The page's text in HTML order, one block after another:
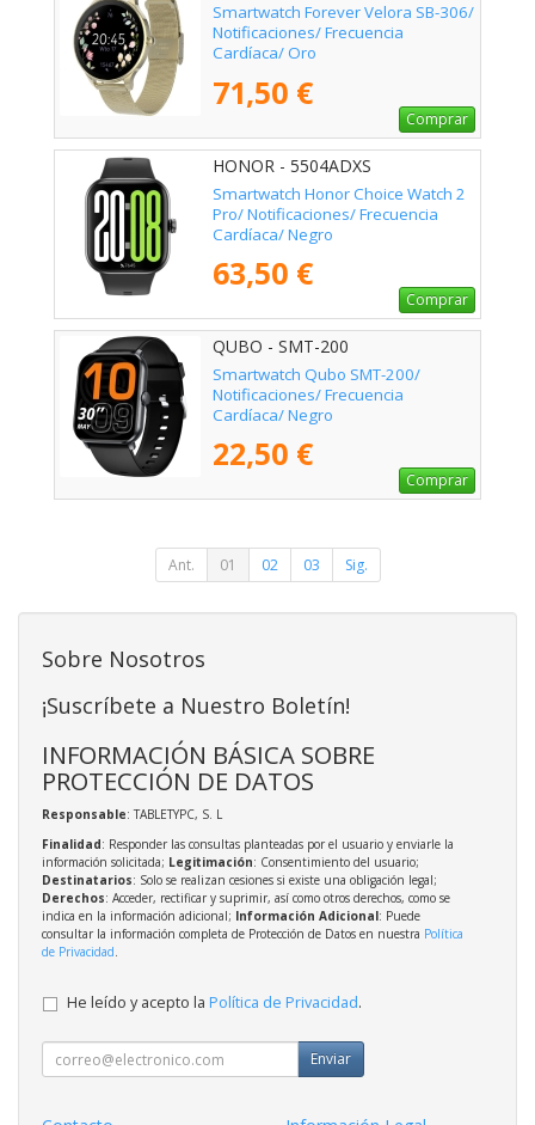
Smartwatch Forever Velora SB-306/
Notificaciones/ Frecuencia
Cardíaca/ Oro
71,50 €
Comprar
HONOR - 5504ADXS
Smartwatch Honor Choice Watch 2
Pro/ Notificaciones/ Frecuencia
Cardíaca/ Negro
63,50 €
Comprar
QUBO - SMT-200
Smartwatch Qubo SMT-200/
Notificaciones/ Frecuencia
Cardíaca/ Negro
22,50 €
Comprar
Ant. 01 02 03 Sig.
Sobre Nosotros
¡Suscríbete a Nuestro Boletín!
INFORMACIÓN BÁSICA SOBRE
PROTECCIÓN DE DATOS
Responsable: TABLETYPC, S. L
Finalidad: Responder las consultas planteadas por el usuario y enviarle la
información solicitada; Legitimación: Consentimiento del usuario;
Destinatarios: Solo se realizan cesiones si existe una obligación legal;
Derechos: Acceder, rectificar y suprimir, así como otros derechos, como se
indica en la información adicional; Información Adicional: Puede
consultar la información completa de Protección de Datos en nuestra Política
de Privacidad.
He leído y acepto la Política de Privacidad.
Enviar